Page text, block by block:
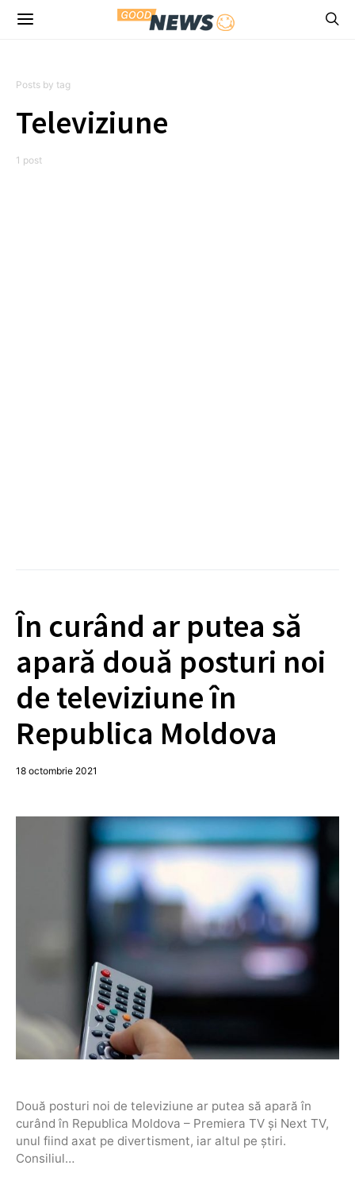
Posts by tag
Televiziune
1 post
În curând ar putea să
apară două posturi noi
de televiziune în
Republica Moldova
18 octombrie 2021
Două posturi noi de televiziune ar putea să apară în
curând în Republica Moldova – Premiera TV și Next TV,
unul fiind axat pe divertisment, iar altul pe știri.
Consiliul…